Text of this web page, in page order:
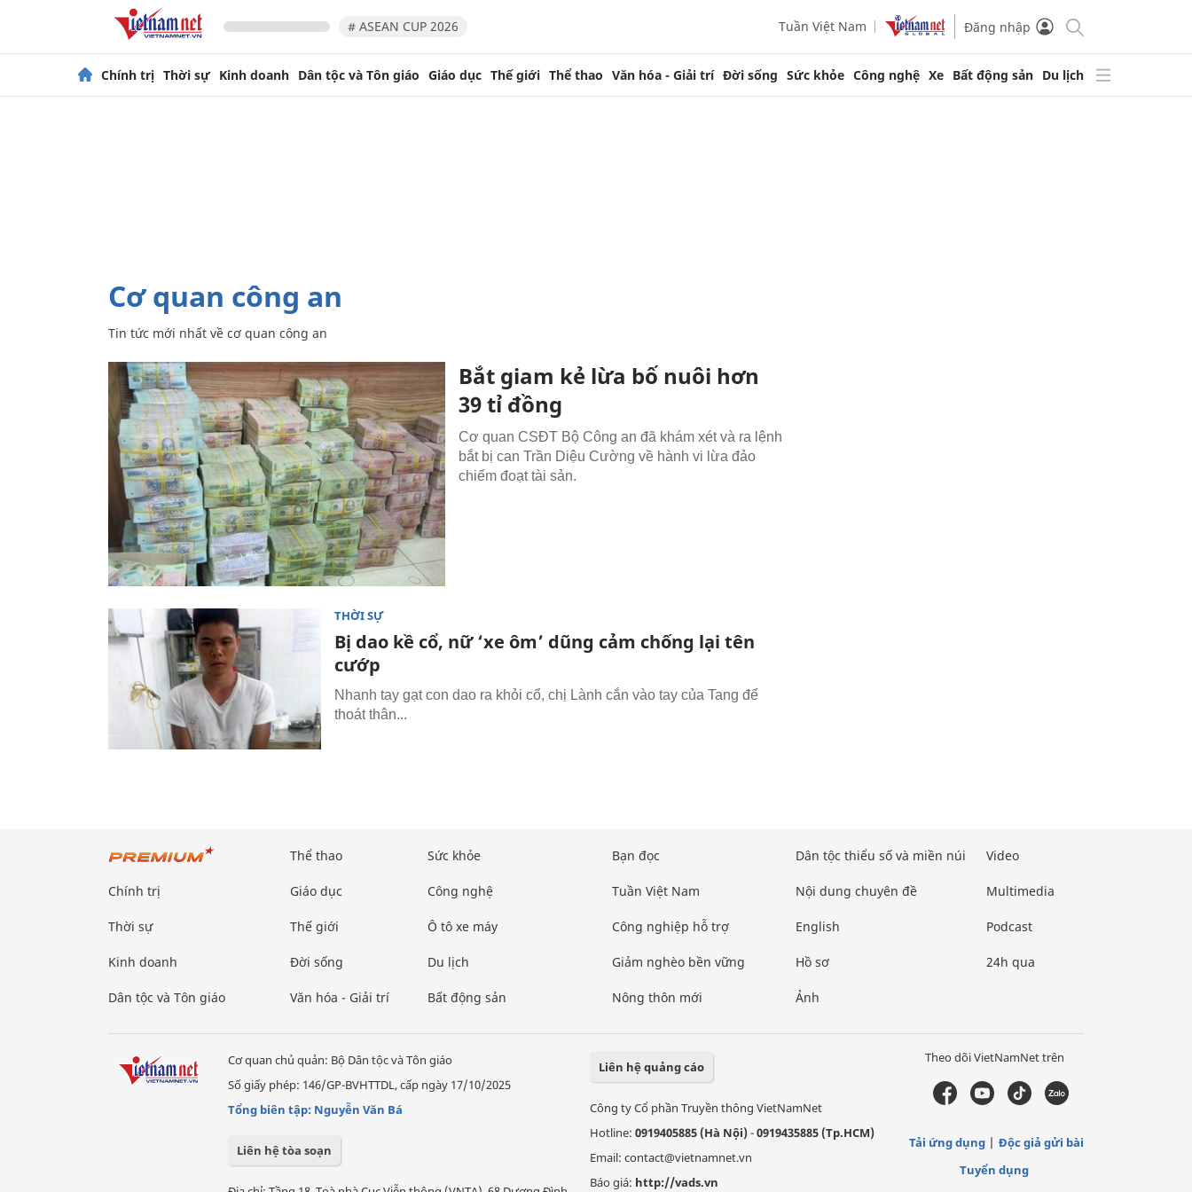
# ASEAN CUP 2026 Tuần Việt Nam Đăng nhập
Chính trị Thời sự Kinh doanh Dân tộc và Tôn giáo Giáo dục Thế giới Thể thao Văn hóa - Giải trí Đời sống Sức khỏe Công nghệ Xe Bất động sản Du lịch
cơ quan công an
Tin tức mới nhất về cơ quan công an
Bắt giam kẻ lừa bố nuôi hơn
39 tỉ đồng
Cơ quan CSĐT Bộ Công an đã khám xét và ra lệnh
bắt bị can Trần Diệu Cường về hành vi lừa đảo
chiếm đoạt tài sản.
THỜI SỰ
Bị dao kề cổ, nữ ‘xe ôm’ dũng cảm chống lại tên
cướp
Nhanh tay gạt con dao ra khỏi cổ, chị Lành cắn vào tay của Tang để
thoát thân...
Chính trị
Thời sự
Kinh doanh
Dân tộc và Tôn giáo
Thể thao
Giáo dục
Thế giới
Đời sống
Văn hóa - Giải trí
Sức khỏe
Công nghệ
Ô tô xe máy
Du lịch
Bất động sản
Bạn đọc
Tuần Việt Nam
Công nghiệp hỗ trợ
Giảm nghèo bền vững
Nông thôn mới
Dân tộc thiểu số và miền núi
Nội dung chuyên đề
English
Hồ sơ
Ảnh
Video
Multimedia
Podcast
24h qua
Cơ quan chủ quản: Bộ Dân tộc và Tôn giáo
Số giấy phép: 146/GP-BVHTTDL, cấp ngày 17/10/2025
Tổng biên tập: Nguyễn Văn Bá
Liên hệ tòa soạn
Liên hệ quảng cáo
Công ty Cổ phần Truyền thông VietNamNet
Hotline: 0919405885 (Hà Nội)-0919435885 (Tp.HCM)
Email: contact@vietnamnet.vn
Báo giá: http://vads.vn
Theo dõi VietNamNet trên
Tải ứng dụng
Độc giả gửi bài
Tuyển dụng